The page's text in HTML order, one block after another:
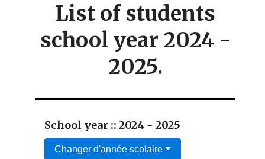
List of students
school year 2024 -
2025.
School year :: 2024 - 2025
Changer d'année scolaire